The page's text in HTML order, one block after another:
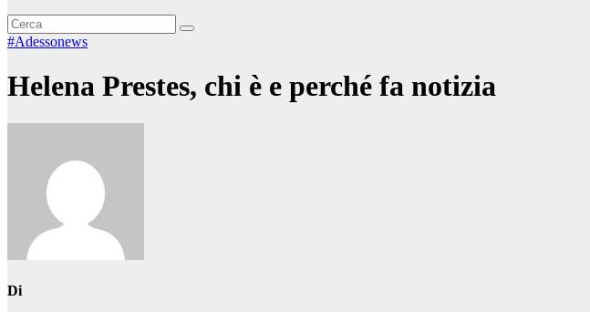
#Adessonews
Helena Prestes, chi è e perché fa notizia
Di